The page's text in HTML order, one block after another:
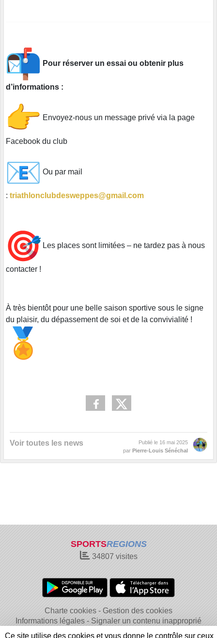
Pour réserver un essai ou obtenir plus
d’informations :
Envoyez-nous un message privé via la page
Facebook du club
Ou par mail
: triathlonclubdesweppes@gmail.com
Les places sont limitées – ne tardez pas à nous
contacter !
À très bientôt pour une belle saison sportive sous le signe
du plaisir, du dépassement de soi et de la convivialité !
Voir toutes les news Publié le 16 mai 2025
par Pierre-Louis Sénéchal
SPORTSREGIONS
34807 visites
Charte cookies
Gestion des cookies
Informations légales
Signaler un contenu inapproprié
Ce site utilise des cookies et vous donne le contrôle sur ceux